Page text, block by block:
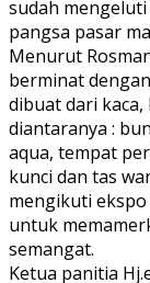
sudah
pangsa pasar
Menurut
berminat
dibuat dari
diantaranya :
aqua, tempat
kunci dan tas
mengikuti
untuk
semangat.
Ketua panitia